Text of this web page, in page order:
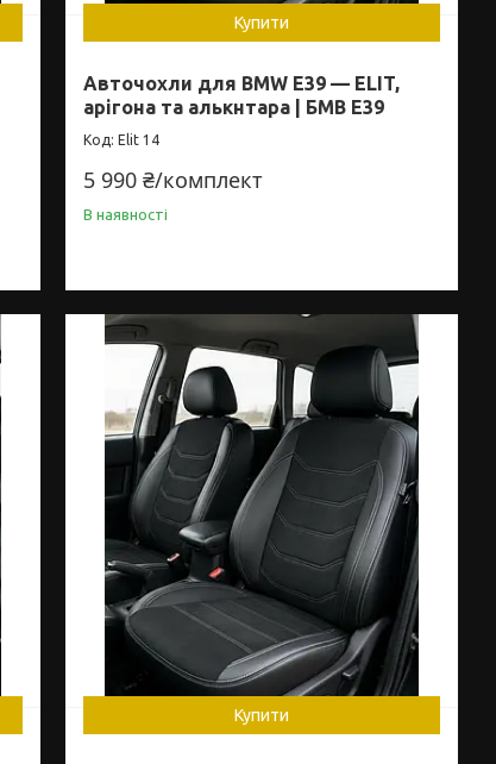
Купити
Авточохли для BMW E39 — ELIT,
арігона та алькнтара | БМВ Е39
Elit 14
5 990 ₴/комплект
В наявності
Купити